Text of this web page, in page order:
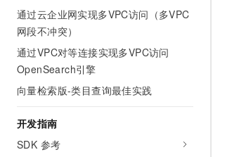
通过云企业网实现多VPC访问（多VPC
网段不冲突）
通过VPC对等连接实现多VPC访问
OpenSearch引擎
向量检索版-类目查询最佳实践
开发指南
SDK 参考